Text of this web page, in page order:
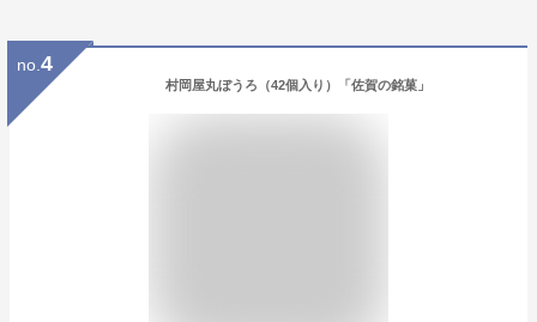
no. 4
村岡屋丸ぼうろ（42個入り）「佐賀の銘菓」